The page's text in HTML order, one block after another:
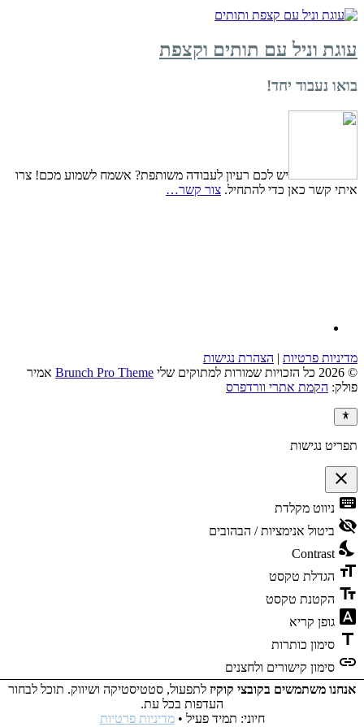
עוגת וניל עם תותים וקצפת
בואו נעבוד יחד!
יש לכם רעיון לעבודה משותפת? אשמח לשמוע מכם! צרו
איתי קשר כאן כדי להתחיל. צור קשר…
מדיניות פרטיות | הצהרת נגישות
© 2026 כל הזכויות שמורות למתוקים שלי
Brunch Pro Theme אמיר
פולק: הקמת אתרי וורדפרס
תפריט נגישות
close
פתיחה
וסגירה
של
תפריט
הנגישות
keyboard ניווט מקלדת
visibility_off ביטול אנימציות / הבהובים
nights_stay
Contrast
format_size הגדלת טקסט
text_fields הקטנת טקסט
font_download גופן קריא
title סימון כותרות
link סימון קישורים ולחצנים
favoriteאהבה
עמית מורנו
אנחנו משתמשים בקובצי קוקיז לתפעול, סטטיסטיקה ושיווק. תוכל לבחור
העדפות בכל עת.
חיוני: תמיד פעיל •מדיניות פרטיות